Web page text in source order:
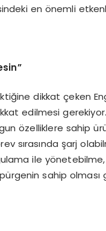
en önemli
dikkat çeken
edilmesi gerekiyor.
özelliklere sahip
sırasında şarj
ile
sahip olması